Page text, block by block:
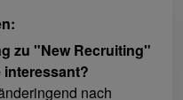
zu "New Recruiting"
nach